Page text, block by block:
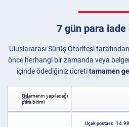
7 gün para
Uluslararası Sürüş Otoritesi
önce herhangi bir zamanda veya
içinde ödediğiniz ücretitamamen
Ödemenin yapılacağı
para birimi
Uçak postası: 14.99